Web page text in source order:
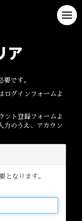
ア
です。
ログインフォームよ
ト登録フォームよ
力のうえ、アカウン
となります。